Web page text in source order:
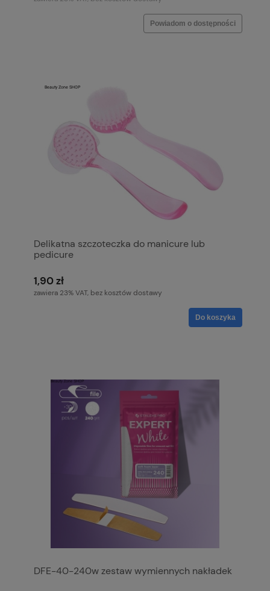
Powiadom o dostępności
Delikatna szczoteczka do manicure lub
pedicure
1,90 zł
zawiera 23% VAT, bez kosztów dostawy
Do koszyka
DFE-40-240w zestaw wymiennych nakładek